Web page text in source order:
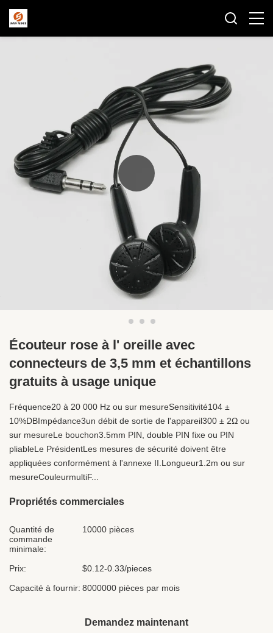
Écouteur rose à l' oreille avec
connecteurs de 3,5 mm et échantillons
gratuits à usage unique
Fréquence20 à 20 000 Hz ou sur mesureSensitivité104 ±
10%DBImpédance3un débit de sortie de l'appareil300 ± 2Ω ou
sur mesureLe bouchon3.5mm PIN, double PIN fixe ou PIN
pliableLe PrésidentLes mesures de sécurité doivent être
appliquées conformément à l'annexe II.Longueur1.2m ou sur
mesureCouleurmultiF...
Propriétés commerciales
Quantité de
commande
minimale:
10000 pièces
Prix:
$0.12-0.33/pieces
Capacité à fournir: 8000000 pièces par mois
Demandez maintenant